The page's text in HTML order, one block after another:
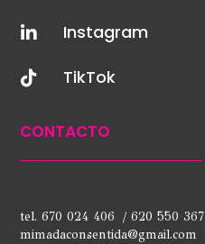
 Instagram
 TikTok
CONTACTO
tel. 670 024 406 / 620 550 367
mimadaconsentida@gmail.com